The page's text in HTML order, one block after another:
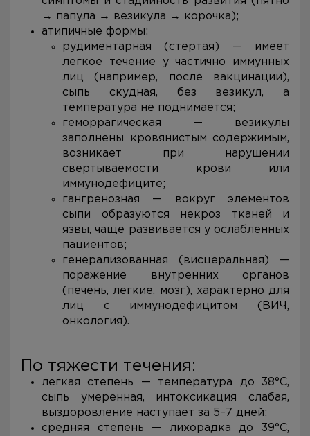
→ папула → везикула → корочка);
атипичные формы:
рудиментарная (стертая) — имеет
легкое течение у частично иммунных
лиц (например, после вакцинации),
сыпь скудная, без везикул, а
температура не поднимается;
геморрагическая — везикулы
заполнены кровянистым содержимым,
возникает при нарушении
свертываемости крови или
иммунодефиците;
гангренозная — вокруг элементов
сыпи образуются некроз тканей и
язвы, чаще развивается у ослабленных
пациентов;
генерализованная (висцеральная) —
поражение внутренних органов
(печень, легкие, мозг), характерно для
лиц с иммунодефицитом (ВИЧ,
онкология).
По тяжести течения:
легкая степень — температура до 38°C,
сыпь умеренная, интоксикация слабая,
выздоровление наступает за 5–7 дней;
средняя степень — лихорадка до 39°C,